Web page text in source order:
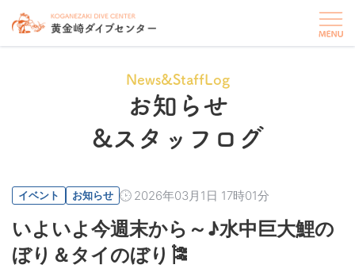
News&StaffLog
お知らせ
&スタッフログ
イベント お知らせ 2026年03月1日 17時01分
いよいよ今週末から～♪水中巨大鯉の
ぼり＆タイのぼり🎏